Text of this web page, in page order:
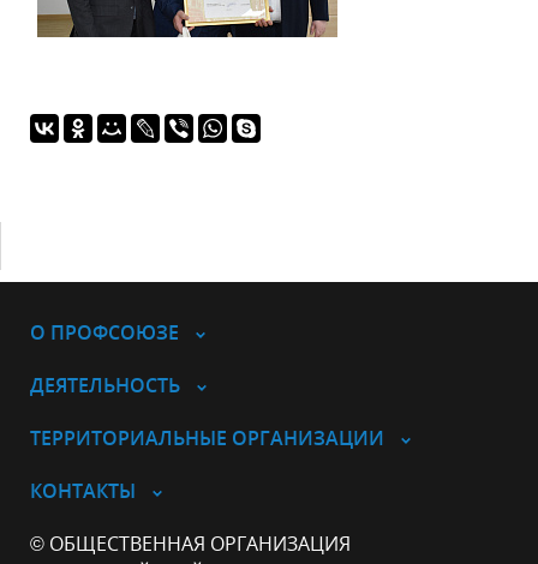
О ПРОФСОЮЗЕ
ДЕЯТЕЛЬНОСТЬ
ТЕРРИТОРИАЛЬНЫЕ ОРГАНИЗАЦИИ
КОНТАКТЫ
© ОБЩЕСТВЕННАЯ ОРГАНИЗАЦИЯ